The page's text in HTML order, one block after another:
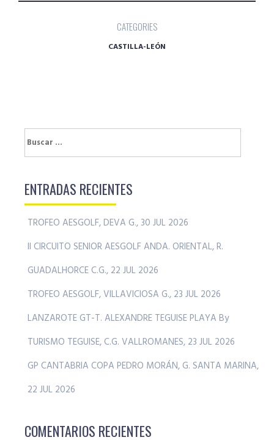
CATEGORIES
CASTILLA-LEÓN
Buscar:
ENTRADAS RECIENTES
TROFEO AESGOLF, DEVA G., 30 JUL 2026
II CIRCUITO SENIOR AESGOLF ANDA. ORIENTAL, R.
GUADALHORCE C.G., 22 JUL 2026
TROFEO AESGOLF, VILLAVICIOSA G., 23 JUL 2026
LANZAROTE GT-T. ALEXANDRE TEGUISE PLAYA By
TURISMO TEGUISE, C.G. VALLROMANES, 23 JUL 2026
GP CANTABRIA COPA PEDRO MORÁN, G. SANTA MARINA,
22 JUL 2026
COMENTARIOS RECIENTES